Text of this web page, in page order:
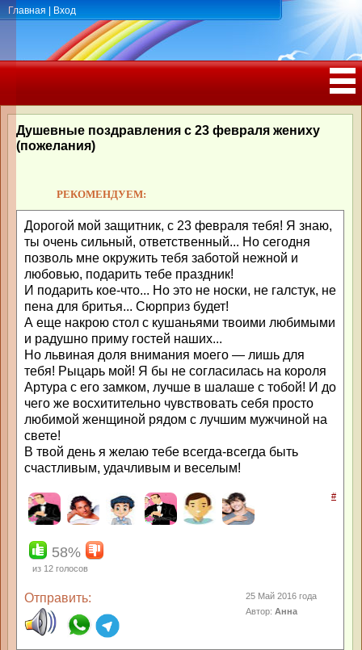
Главная Вход
РОЖДЕНИЯ, ЮБИЛЕЕМ
Душевные поздравления с 23 февраля жениху
(пожелания)
РЕКОМЕНДУЕМ:
Дорогой мой защитник, с 23 февраля тебя! Я знаю,
ты очень сильный, ответственный... Но сегодня
позволь мне окружить тебя заботой нежной и
любовью, подарить тебе праздник!
И подарить кое-что... Но это не носки, не галстук, не
пена для бритья... Сюрприз будет!
А еще накрою стол с кушаньями твоими любимыми
и радушно приму гостей наших...
Но львиная доля внимания моего — лишь для
тебя! Рыцарь мой! Я бы не согласилась на короля
Артура с его замком, лучше в шалаше с тобой! И до
чего же восхитительно чувствовать себя просто
любимой женщиной рядом с лучшим мужчиной на
свете!
В твой день я желаю тебе всегда-всегда быть
счастливым, удачливым и веселым!
#
58%
из 12 голосов
Отправить:
25 Май 2016 года
Автор:Анна